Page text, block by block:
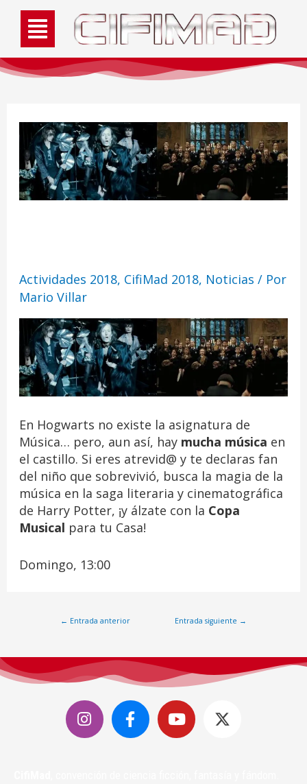
Actividades 2018, CifiMad 2018, Noticias / Por
Mario Villar
En Hogwarts no existe la asignatura de
Música… pero, aun así, hay mucha música en
el castillo. Si eres atrevid@ y te declaras fan
del niño que sobrevivió, busca la magia de la
música en la saga literaria y cinematográfica
de Harry Potter, ¡y álzate con la Copa
Musical para tu Casa!
Domingo, 13:00
← Entrada anterior Entrada siguiente →